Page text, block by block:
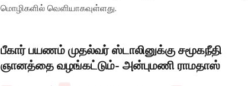
மொழிகளில் வெளியாகவுள்ளது.
பீகார் பயணம் முதல்வர் ஸ்டாலினுக்கு சமூகநீதி
ஞானத்தை வழங்கட்டும்- அன்புமணி ராமதாஸ்